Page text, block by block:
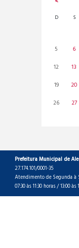
D S
5
6
12
13
19
20
26
27
Prefeitura Municipal de
27.174.101/0001-35
Atendimento de Segunda à
07:30 às 11:30 horas / 13:00 às